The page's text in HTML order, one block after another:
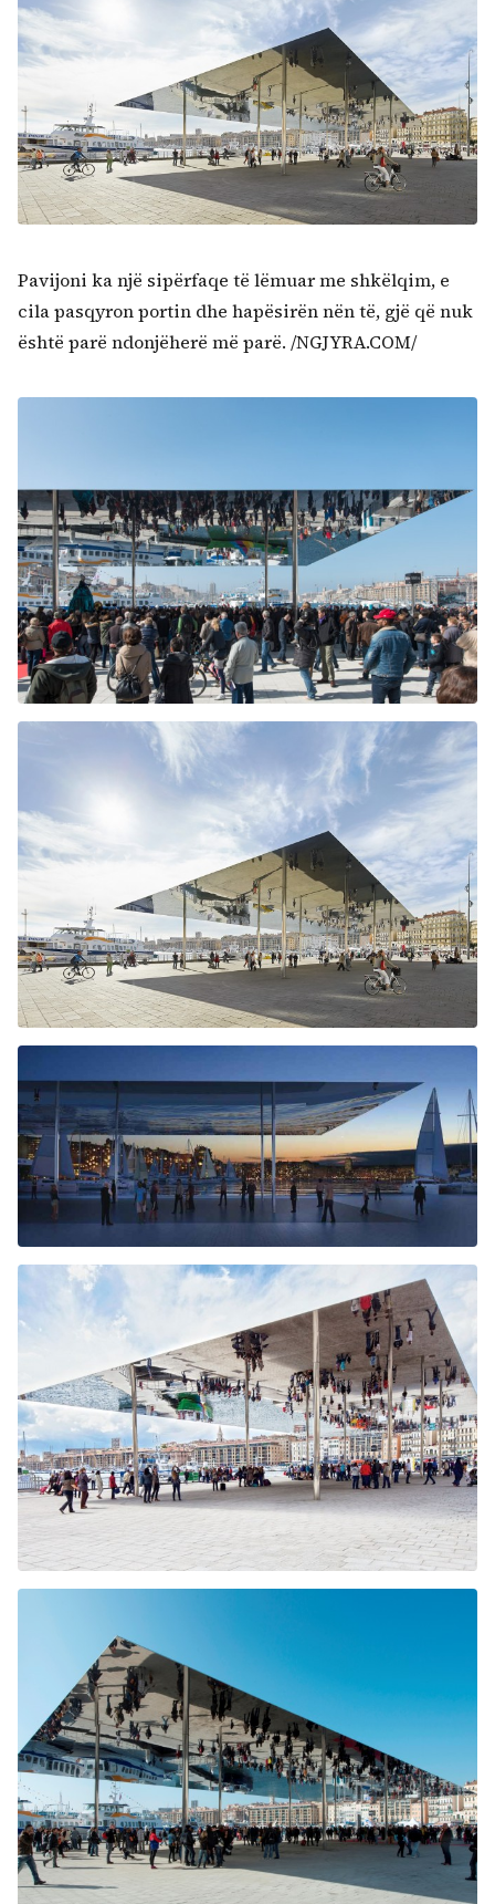
Pavijoni ka një sipërfaqe të lëmuar me shkëlqim, e
cila pasqyron portin dhe hapësirën nën të, gjë që nuk
është parë ndonjëherë më parë. /NGJYRA.COM/